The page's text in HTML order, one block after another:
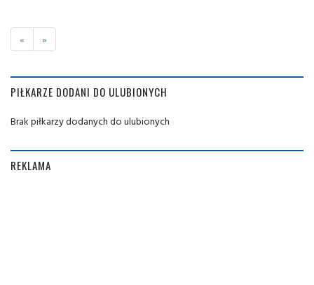
« »
PIŁKARZE DODANI DO ULUBIONYCH
Brak piłkarzy dodanych do ulubionych
REKLAMA